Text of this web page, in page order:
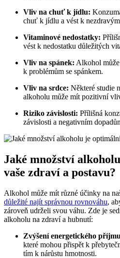
Vliv na chuť k jídlu:
chuť k jídlu a vést k
Vitaminové nedostatky:
vést k nedostatku důležitých
Vliv na spánek: Alkohol
k problémům se spánkem.
Vliv na srdce: Některé studie
alkoholu může mít pozitivní
Riziko závislosti: Přílišná
závislosti a negativním
Jaké množství
vaše zdraví a postavu?
Alkohol může mít různé účinky na
důležité najít správnou rovnováhu,
zároveň udrželi svou váhu. Zde je
alkoholu na zdraví a hubnutí:
Zvýšení energetického příjmu
které mohou přispět k
tím k nárůstu hmotnosti.